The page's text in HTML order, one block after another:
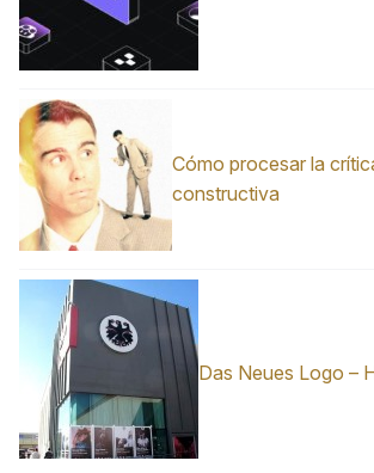
Cómo procesar la
constructiva
Das Neues Logo –